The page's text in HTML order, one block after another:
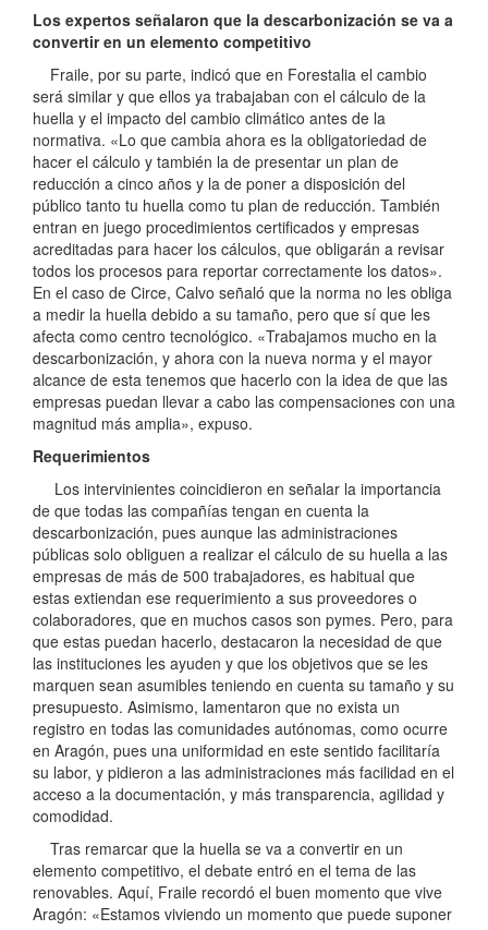
Los expertos señalaron que la descarbonización se va a
convertir en un elemento competitivo
Fraile, por su parte, indicó que en Forestalia el cambio
será similar y que ellos ya trabajaban con el cálculo de la
huella y el impacto del cambio climático antes de la
normativa. «Lo que cambia ahora es la obligatoriedad de
hacer el cálculo y también la de presentar un plan de
reducción a cinco años y la de poner a disposición del
público tanto tu huella como tu plan de reducción. También
entran en juego procedimientos certificados y empresas
acreditadas para hacer los cálculos, que obligarán a revisar
todos los procesos para reportar correctamente los datos».
En el caso de Circe, Calvo señaló que la norma no les obliga
a medir la huella debido a su tamaño, pero que sí que les
afecta como centro tecnológico. «Trabajamos mucho en la
descarbonización, y ahora con la nueva norma y el mayor
alcance de esta tenemos que hacerlo con la idea de que las
empresas puedan llevar a cabo las compensaciones con una
magnitud más amplia», expuso.
Requerimientos
Los intervinientes coincidieron en señalar la importancia
de que todas las compañías tengan en cuenta la
descarbonización, pues aunque las administraciones
públicas solo obliguen a realizar el cálculo de su huella a las
empresas de más de 500 trabajadores, es habitual que
estas extiendan ese requerimiento a sus proveedores o
colaboradores, que en muchos casos son pymes. Pero, para
que estas puedan hacerlo, destacaron la necesidad de que
las instituciones les ayuden y que los objetivos que se les
marquen sean asumibles teniendo en cuenta su tamaño y su
presupuesto. Asimismo, lamentaron que no exista un
registro en todas las comunidades autónomas, como ocurre
en Aragón, pues una uniformidad en este sentido facilitaría
su labor, y pidieron a las administraciones más facilidad en el
acceso a la documentación, y más transparencia, agilidad y
comodidad.
Tras remarcar que la huella se va a convertir en un
elemento competitivo, el debate entró en el tema de las
renovables. Aquí, Fraile recordó el buen momento que vive
Aragón: «Estamos viviendo un momento que puede suponer